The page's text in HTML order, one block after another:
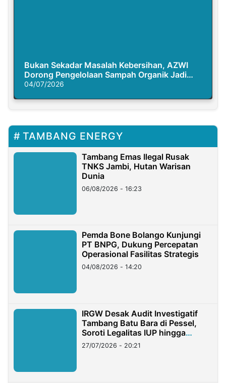
Bukan Sekadar Masalah Kebersihan, AZWI
Dorong Pengelolaan Sampah Organik Jadi
Solusi Krisis Iklim
04/07/2026
TAMBANG ENERGY
Tambang Emas Ilegal Rusak
TNKS Jambi, Hutan Warisan
Dunia
06/08/2026 - 16:23
Pemda Bone Bolango Kunjungi
PT BNPG, Dukung Percepatan
Operasional Fasilitas Strategis
04/08/2026 - 14:20
IRGW Desak Audit Investigatif
Tambang Batu Bara di Pessel,
Soroti Legalitas IUP hingga
Stockpile
27/07/2026 - 20:21